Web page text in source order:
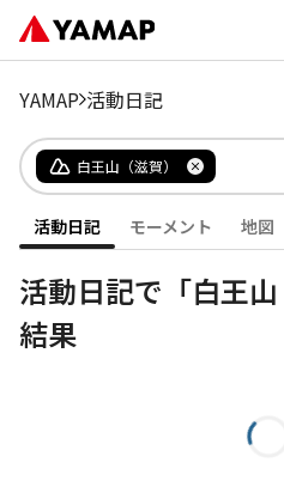
YAMAP 活動日記
白王山（滋賀）
活動日記 モーメント 地図
活動日記で「白王
結果